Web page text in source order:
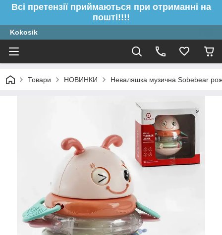
Всі претензії приймаються при отриманні на
пошті!!!!
Kokosik
Товари НОВИНКИ Неваляшка музична Sobebear